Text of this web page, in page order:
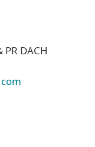
DACH